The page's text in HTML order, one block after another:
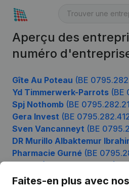
Aperçu des
numéro
Gîte Au Poteau (BE
Yd Timmerwerk-Parrots (BE
Spj Nothomb (BE
Gera Invest (BE
Sven Vancanneyt (BE
DR Murillo Albaktemur
Pharmacie Gurné (BE
Luma-Investments(BE
Faites-en plus avec